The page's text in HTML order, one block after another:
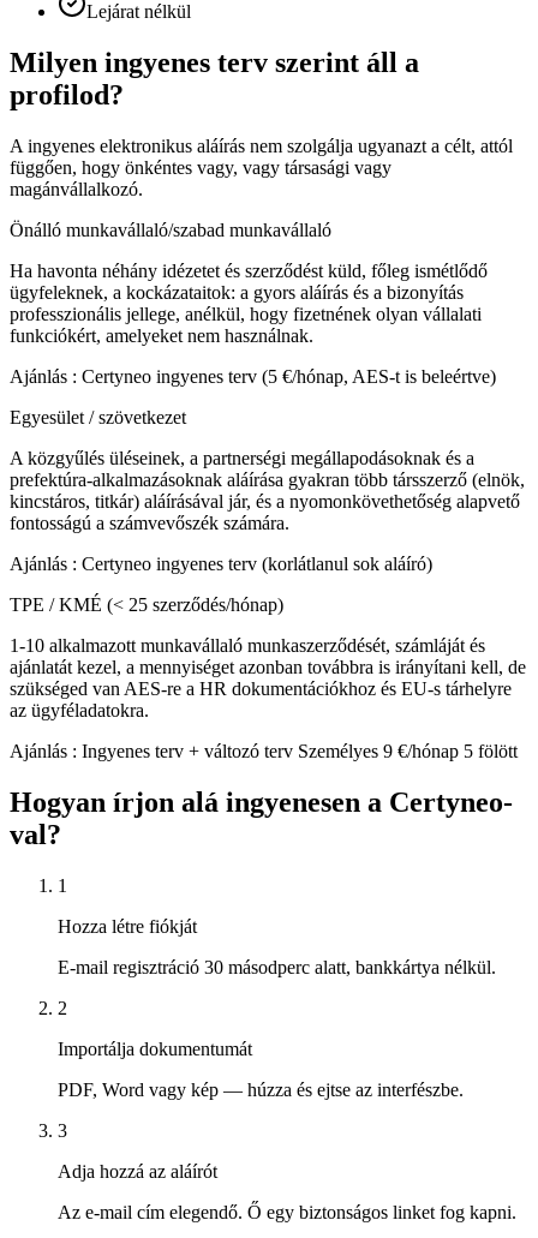
Lejárat nélkül
Milyen ingyenes terv szerint áll a
profilod?
A ingyenes elektronikus aláírás nem szolgálja ugyanazt a célt, attól
függően, hogy önkéntes vagy, vagy társasági vagy
magánvállalkozó.
Önálló munkavállaló/szabad munkavállaló
Ha havonta néhány idézetet és szerződést küld, főleg ismétlődő
ügyfeleknek, a kockázataitok: a gyors aláírás és a bizonyítás
professzionális jellege, anélkül, hogy fizetnének olyan vállalati
funkciókért, amelyeket nem használnak.
Ajánlás : Certyneo ingyenes terv (5 €/hónap, AES-t is beleértve)
Egyesület / szövetkezet
A közgyűlés üléseinek, a partnerségi megállapodásoknak és a
prefektúra-alkalmazásoknak aláírása gyakran több társszerző (elnök,
kincstáros, titkár) aláírásával jár, és a nyomonkövethetőség alapvető
fontosságú a számvevőszék számára.
Ajánlás : Certyneo ingyenes terv (korlátlanul sok aláíró)
TPE / KMÉ (< 25 szerződés/hónap)
1-10 alkalmazott munkavállaló munkaszerződését, számláját és
ajánlatát kezel, a mennyiséget azonban továbbra is irányítani kell, de
szükséged van AES-re a HR dokumentációkhoz és EU-s tárhelyre
az ügyféladatokra.
Ajánlás : Ingyenes terv + változó terv Személyes 9 €/hónap 5 fölött
Hogyan írjon alá ingyenesen a Certyneo-
val?
1
Hozza létre fiókját
E-mail regisztráció 30 másodperc alatt, bankkártya nélkül.
2
Importálja dokumentumát
PDF, Word vagy kép — húzza és ejtse az interfészbe.
3
Adja hozzá az aláírót
Az e-mail cím elegendő. Ő egy biztonságos linket fog kapni.